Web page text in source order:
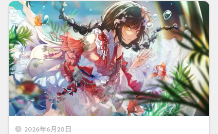
2026年6月20日